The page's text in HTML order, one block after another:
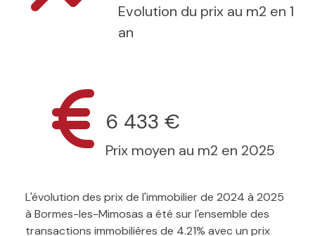
Evolution du prix au m2 en 1
an
6 433 €
Prix moyen au m2 en 2025
L'évolution des prix de l'immobilier de 2024 à 2025
à Bormes-les-Mimosas a été sur l'ensemble des
transactions immobilières de 4.21% avec un prix